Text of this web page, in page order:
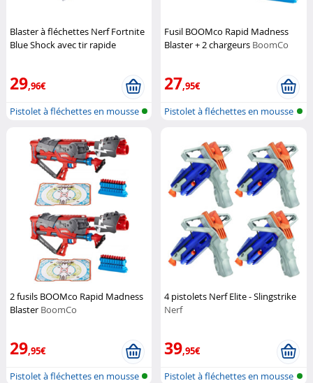
Blaster à fléchettes Nerf Fortnite
Blue Shock avec tir rapide
29,96€
Pistolet à fléchettes en mousse
Fusil BOOMco Rapid Madness
Blaster + 2 chargeurs BoomCo
27,95€
Pistolet à fléchettes en mousse
2 fusils BOOMco Rapid Madness
Blaster BoomCo
29,95€
Pistolet à fléchettes en mousse
4 pistolets Nerf Elite - Slingstrike
Nerf
39,95€
Pistolet à fléchettes en mousse